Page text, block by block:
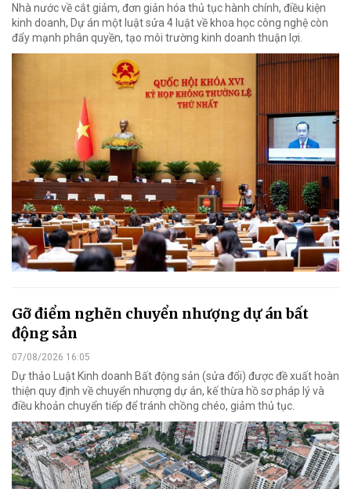
Nhà nước về cắt giảm, đơn giản hóa thủ tục hành chính, điều kiện
kinh doanh, Dự án một luật sửa 4 luật về khoa học công nghệ còn
đẩy mạnh phân quyền, tạo môi trường kinh doanh thuận lợi.
Gỡ điểm nghẽn chuyển nhượng dự án bất
động sản
07/08/2026 16:05
Dự thảo Luật Kinh doanh Bất động sản (sửa đổi) được đề xuất hoàn
thiện quy định về chuyển nhượng dự án, kế thừa hồ sơ pháp lý và
điều khoản chuyển tiếp để tránh chồng chéo, giảm thủ tục.